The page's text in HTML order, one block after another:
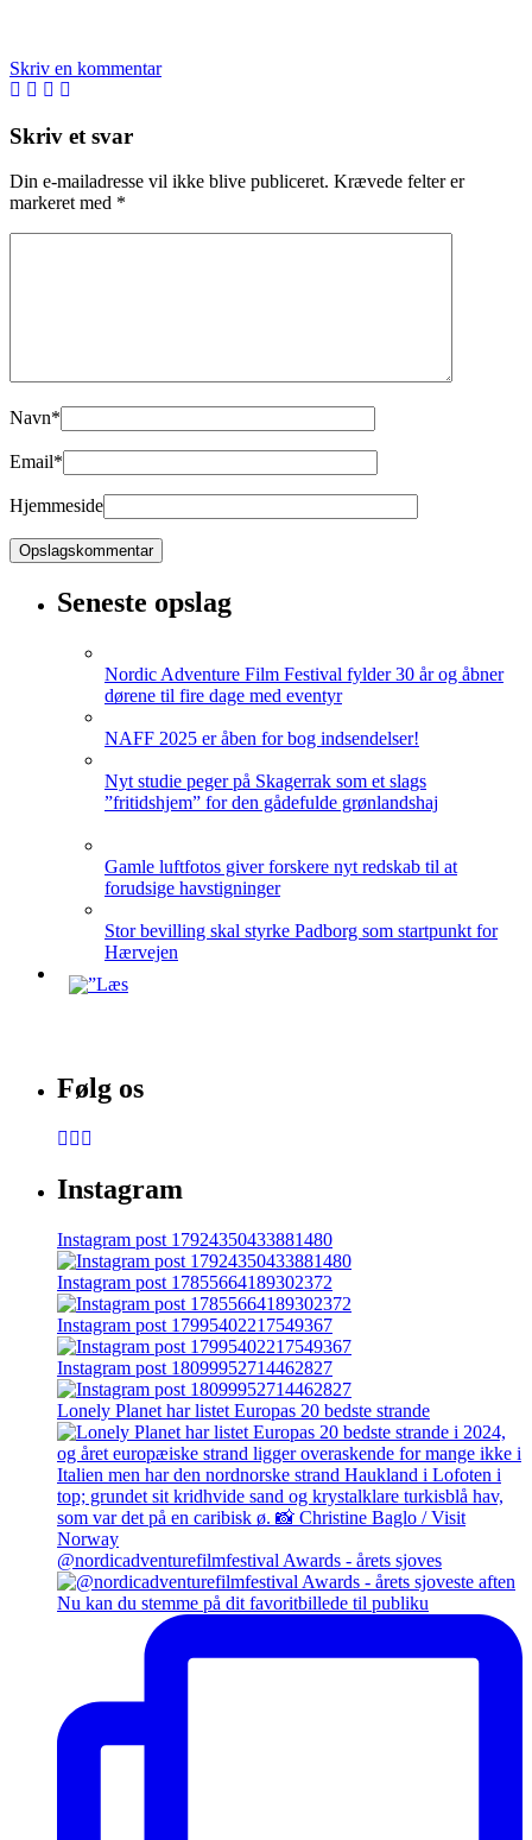
Skriv en kommentar
Skriv et svar
Din e-mailadresse vil ikke blive publiceret. Krævede felter er
markeret med *
Navn*
Email*
Hjemmeside
Seneste opslag
Nordic Adventure Film Festival fylder 30 år og åbner
dørene til fire dage med eventyr
NAFF 2025 er åben for bog indsendelser!
Nyt studie peger på Skagerrak som et slags
”fritidshjem” for den gådefulde grønlandshaj
Gamle luftfotos giver forskere nyt redskab til at
forudsige havstigninger
Stor bevilling skal styrke Padborg som startpunkt for
Hærvejen
Følg os
Instagram
Instagram post 17924350433881480
Instagram post 17855664189302372
Instagram post 17995402217549367
Instagram post 18099952714462827
Lonely Planet har listet Europas 20 bedste strande
@nordicadventurefilmfestival Awards - årets sjoves
Nu kan du stemme på dit favoritbillede til publiku